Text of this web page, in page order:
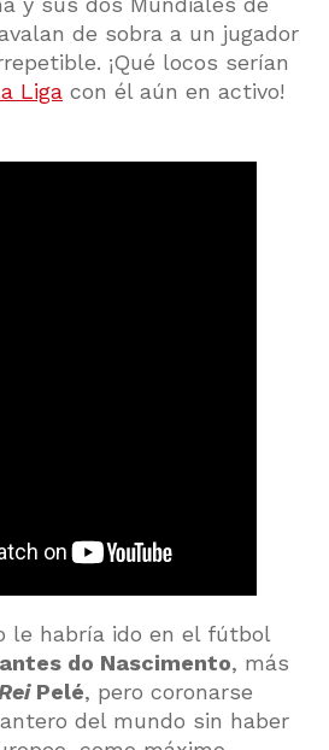
de sobra a un jugador
¡Qué locos serían
Liga con él aún en activo!
le habría ido en el fútbol
do Nascimento, más
Pelé, pero coronarse
del mundo sin haber